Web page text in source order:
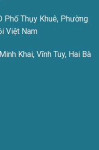
Phố Thụy Khuê, Phường
Việt Nam
Khai, Vĩnh Tuy, Hai Bà